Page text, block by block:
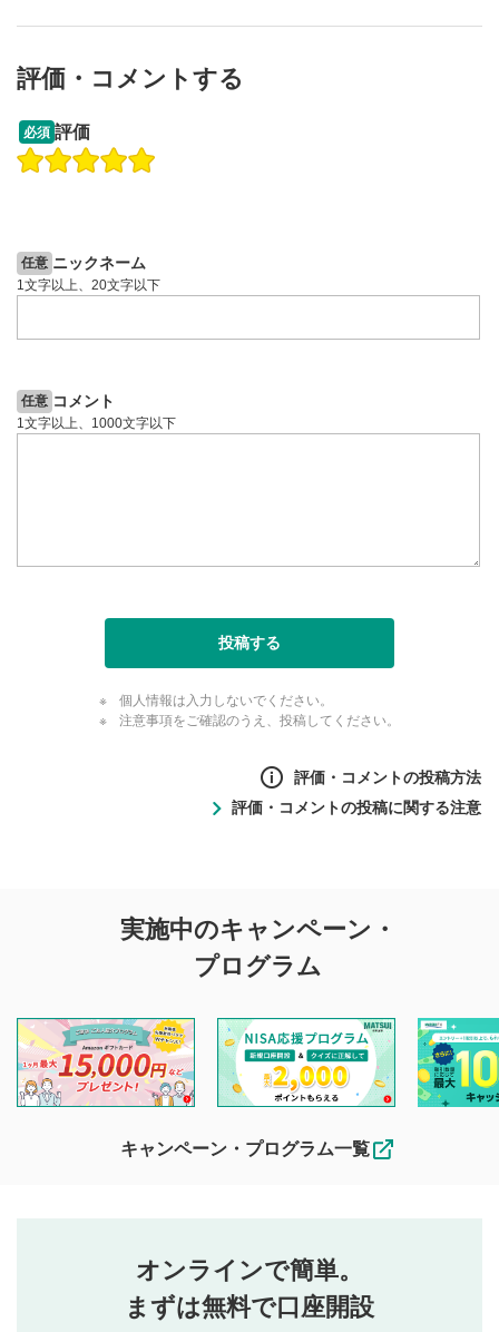
画質の選択/再生速度の変更ができます。
より選択できます。
クリックするとYouTubeサイトに移動します。
操作説明動画
評価・コメントする
必須 評価
任意 ニックネーム
1文字以上、20文字以下
任意 コメント
1文字以上、1000文字以下
投稿する
個人情報は入力しないでください。
注意事項をご確認のうえ、投稿してください。
評価・コメントの投稿方法
投稿するボタン
星で評価をすると投稿できます。（お名前とコメント
評価・コメントの投稿に関する注意
投稿に関する注意
を目的として、各動画コンテンツに、評価およびコメントの
投稿ができます。利用者は以下の注意事項をご理解のうえ、
閲覧および投稿を行うものとしてください。
他の利用者が動画を視聴される際の参考になるコメントをお
待ちしております。
なお、投稿をもって、本注意事項に同意されたものとみなし
行ってください。
当社は、利用者同士、もしくは利用者と第三者間のトラ
ブルによって生じた損害に対して一切の責任を負いませ
実施中のキャンペーン・
プログラム
キャンペーン・プログラム一覧
オンラインで簡単。
まずは無料で口座開設